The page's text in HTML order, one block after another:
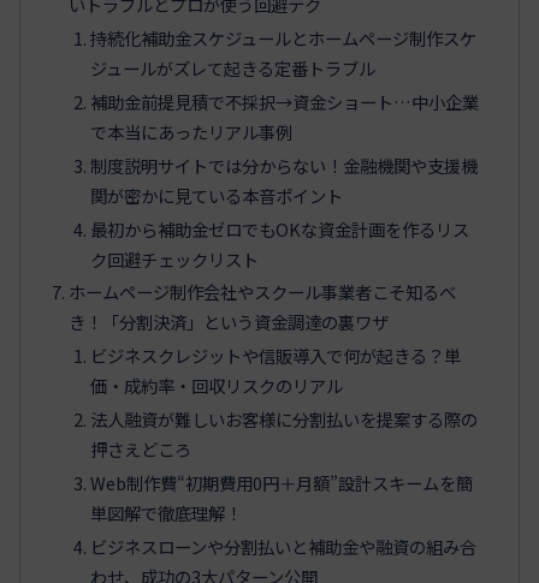
持続化補助金スケジュールとホームページ制作スケ
ジュールがズレて起きる定番トラブル
補助金前提見積で不採択→資金ショート…中小企業
で本当にあったリアル事例
制度説明サイトでは分からない！金融機関や支援機
関が密かに見ている本音ポイント
最初から補助金ゼロでもOKな資金計画を作るリス
ク回避チェックリスト
ホームページ制作会社やスクール事業者こそ知るべ
き！「分割決済」という資金調達の裏ワザ
ビジネスクレジットや信販導入で何が起きる？単
価・成約率・回収リスクのリアル
法人融資が難しいお客様に分割払いを提案する際の
押さえどころ
Web制作費“初期費用0円＋月額”設計スキームを簡
単図解で徹底理解！
ビジネスローンや分割払いと補助金や融資の組み合
わせ、成功の3大パターン公開